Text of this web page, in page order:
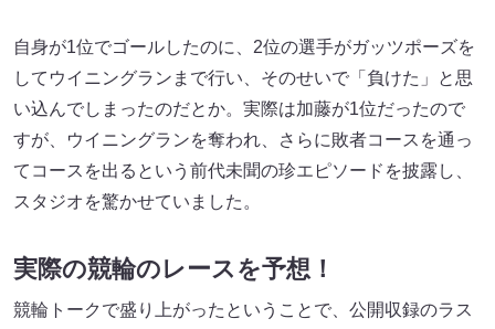
自身が1位でゴールしたのに、2位の選手がガッツポーズを
してウイニングランまで行い、そのせいで「負けた」と思
い込んでしまったのだとか。実際は加藤が1位だったので
すが、ウイニングランを奪われ、さらに敗者コースを通っ
てコースを出るという前代未聞の珍エピソードを披露し、
スタジオを驚かせていました。
実際の競輪のレースを予想！
競輪トークで盛り上がったということで、公開収録のラス